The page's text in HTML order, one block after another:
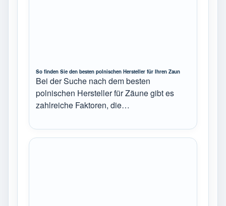
So finden Sie den besten polnischen Hersteller für Ihren Zaun
Bei der Suche nach dem besten
polnischen Hersteller für Zäune gibt es
zahlreiche Faktoren, die…